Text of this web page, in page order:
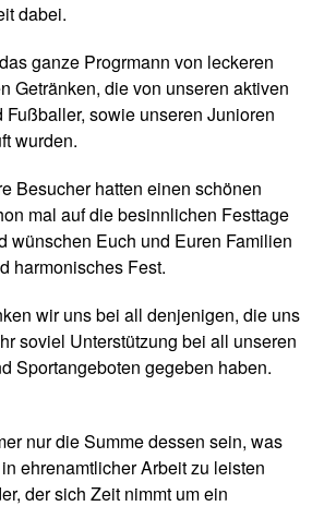
dabei.
ganze Progrmann von leckeren
Getränken, die von unseren aktiven
sowie unseren Junioren
wurden.
Besucher hatten einen schönen
mal auf die besinnlichen Festtage
wünschen Euch und Euren Familien
harmonisches Fest.
wir uns bei all denjenigen, die uns
soviel Unterstützung bei all unseren
Sportangeboten gegeben haben.
nur die Summe dessen sein, was
ehrenamtlicher Arbeit zu leisten
der sich Zeit nimmt um ein